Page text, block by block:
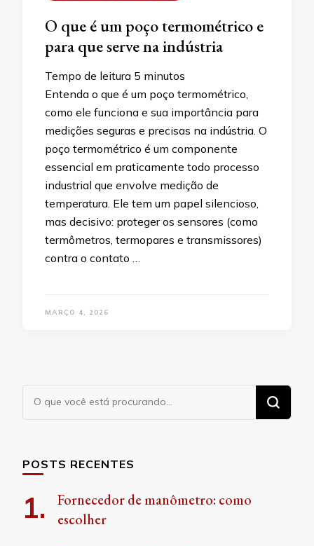
O que é um poço termométrico e
para que serve na indústria
Tempo de leitura 5 minutos
Entenda o que é um poço termométrico,
como ele funciona e sua importância para
medições seguras e precisas na indústria. O
poço termométrico é um componente
essencial em praticamente todo processo
industrial que envolve medição de
temperatura. Ele tem um papel silencioso,
mas decisivo: proteger os sensores (como
termômetros, termopares e transmissores)
contra o contato …
MARÇO 4, 2026
Procurando
algo?
POSTS RECENTES
Fornecedor de manômetro: como
escolher